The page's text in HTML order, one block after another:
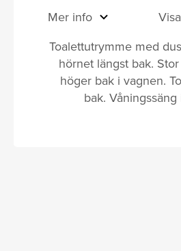
Mer info
Toalettutrymme med
hörnet längst bak.
höger bak i vagnen.
bak.